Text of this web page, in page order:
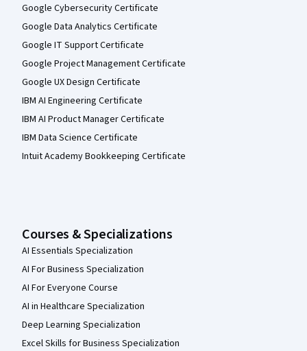
Google Cybersecurity Certificate
Google Data Analytics Certificate
Google IT Support Certificate
Google Project Management Certificate
Google UX Design Certificate
IBM AI Engineering Certificate
IBM AI Product Manager Certificate
IBM Data Science Certificate
Intuit Academy Bookkeeping Certificate
Courses & Specializations
AI Essentials Specialization
AI For Business Specialization
AI For Everyone Course
AI in Healthcare Specialization
Deep Learning Specialization
Excel Skills for Business Specialization